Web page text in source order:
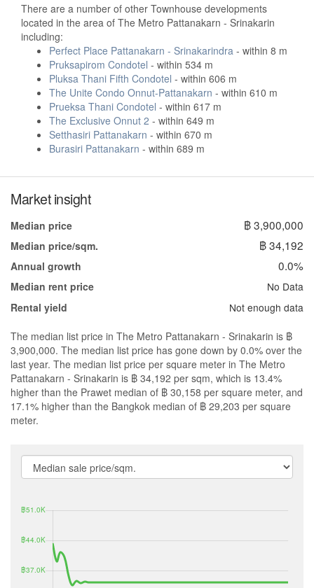
There are a number of other Townhouse developments
located in the area of The Metro Pattanakarn - Srinakarin
including:
Perfect Place Pattanakarn - Srinakarindra - within 8 m
Pruksapirom Condotel - within 534 m
Pluksa Thani Fifth Condotel - within 606 m
The Unite Condo Onnut-Pattanakarn - within 610 m
Prueksa Thani Condotel - within 617 m
The Exclusive Onnut 2 - within 649 m
Setthasiri Pattanakarn - within 670 m
Burasiri Pattanakarn - within 689 m
Market insight
Median price ฿ 3,900,000
Median price/sqm. ฿ 34,192
Annual growth 0.0%
Median rent price
No Data
Rental yield
Not enough data
The median list price in The Metro Pattanakarn - Srinakarin is ฿
3,900,000. The median list price has gone down by 0.0% over the
last year. The median list price per square meter in The Metro
Pattanakarn - Srinakarin is ฿ 34,192 per sqm, which is 13.4%
higher than the Prawet median of ฿ 30,158 per square meter, and
17.1% higher than the Bangkok median of ฿ 29,203 per square
meter.